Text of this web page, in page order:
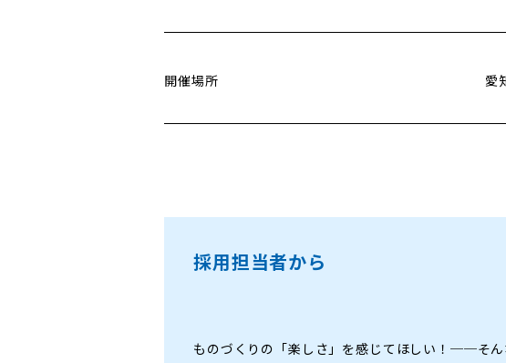
開催場所 愛
採用担当者から
ものづくりの「楽しさ」を感じてほしい！──そん